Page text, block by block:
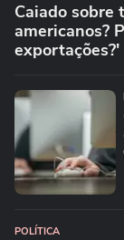
Caiado sobre
americanos?
exportações?'
POLÍTICA